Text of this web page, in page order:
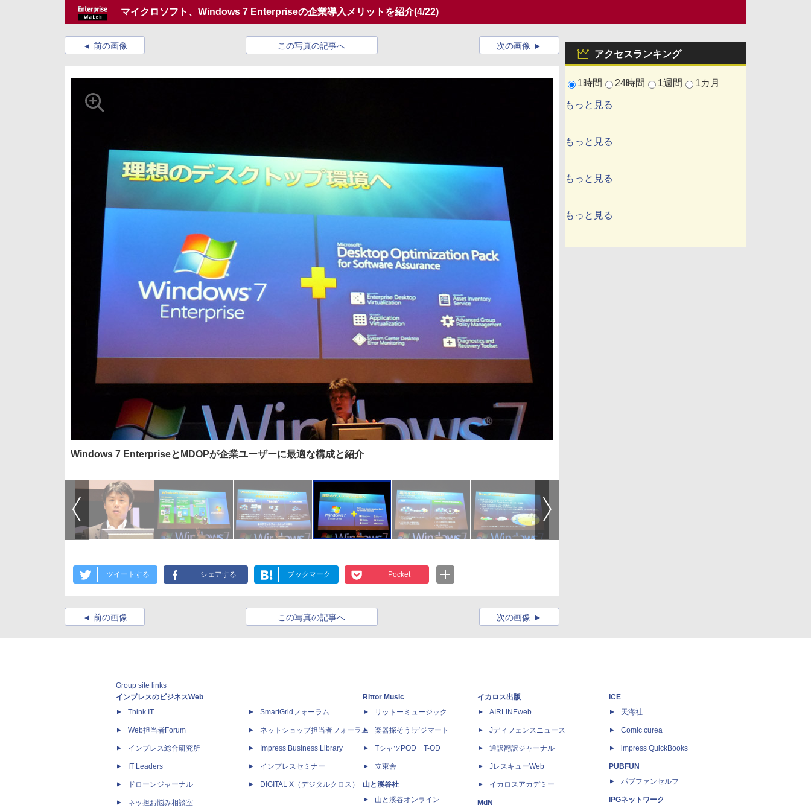
マイクロソフト、Windows 7 Enterpriseの企業導入メリットを紹介(4/22)
アクセスランキング
1時間 24時間 1週間 1カ月
もっと見る
もっと見る
もっと見る
もっと見る
前の画像 この写真の記事へ 次の画像
Windows 7 EnterpriseとMDOPが企業ユーザーに最適な構成と紹介
ツイートする シェアする ブックマーク Pocket
前の画像 この写真の記事へ 次の画像
Group site links
インプレスのビジネスWeb
Think IT
Web担当者Forum
インプレス総合研究所
IT Leaders
ドローンジャーナル
ネッ担お悩み相談室
SmartGridフォーラム
ネットショップ担当者フォーラム
Impress Business Library
インプレスセミナー
DIGITAL X（デジタルクロス）
Rittor Music
リットーミュージック
楽器探そう!デジマート
TシャツPOD T-OD
立東舎
山と溪谷社
山と溪谷オンライン
イカロス出版
AIRLINEweb
Jディフェンスニュース
通訳翻訳ジャーナル
JレスキューWeb
イカロスアカデミー
MdN
ICE
天海社
Comic curea
impress QuickBooks
PUBFUN
パブファンセルフ
IPGネットワーク